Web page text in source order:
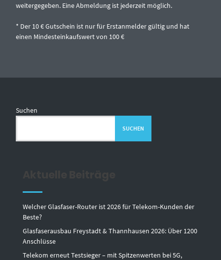
weitergegeben. Eine Abmeldung ist jederzeit möglich.
* Der 10 € Gutschein ist nur für Erstanmelder gültig und hat
einen Mindesteinkaufswert von 100 €
Suchen
SUCHEN
Welcher Glasfaser-Router ist 2026 für Telekom-Kunden der
Beste?
Glasfaserausbau Freystadt & Thannhausen 2026: Über 1200
Anschlüsse
Telekom erneut Testsieger – mit Spitzenwerten bei 5G,